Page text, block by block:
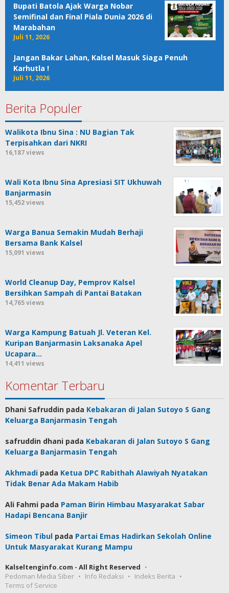
Bupati Batola Ajak Warga Nobar
Semifinal dan Final Piala Dunia 2026 di
Marabahan
Juli 11, 2026
Jangan Bakar Lahan, Kalsel Masuk Siaga Penuh
Karhutla !
Juli 11, 2026
Berita Populer
Walikota Ibnu Sina : NU Bagian Tak
Terpisahkan dari NKRI
16,187 views
Wali Kota Ibnu Sina Apresiasi SIT Ukhuwah
Banjarmasin
15,452 views
Warga Banua Semakin Mudah Berhaji
Bersama Bank Kalsel
15,091 views
World Cleanup Day, Pemprov Kalsel
Bersihkan Sampah di Pantai Batakan
14,765 views
Warga Kampung Batuah Jl. Veteran Kel.
Kuripan Banjarmasin Laksanaka Apel
Ucapara…
14,411 views
Komentar Terbaru
Dhani Safruddin pada Kebakaran di Jalan Sutoyo S Gang
Keluarga Banjarmasin Tengah
safruddin dhani pada Kebakaran di Jalan Sutoyo S Gang
Keluarga Banjarmasin Tengah
Akhmadi pada Ketua DPC Rabithah Alawiyah Nyatakan
Tidak Benar Ada Makam Habib
Ali Fahmi pada Paman Birin Himbau Masyarakat Sabar
Hadapi Bencana Banjir
Simeon Tibul pada Partai Emas Hadirkan Sekolah Online
Untuk Masyarakat Kurang Mampu
Kalseltenginfo.com - All Right Reserved
Pedoman Media Siber
Info Redaksi
Indeks Berita
Terms of Service